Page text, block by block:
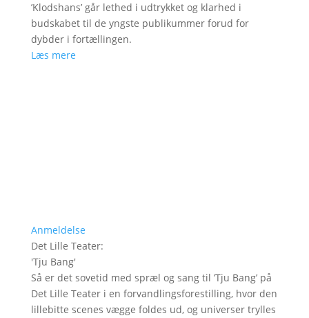
’Klodshans’ går lethed i udtrykket og klarhed i
budskabet til de yngste publikummer forud for
dybder i fortællingen.
Læs mere
Anmeldelse
Det Lille Teater:
'Tju Bang'
Så er det sovetid med spræl og sang til ’Tju Bang’ på
Det Lille Teater i en forvandlingsforestilling, hvor den
lillebitte scenes vægge foldes ud, og universer trylles